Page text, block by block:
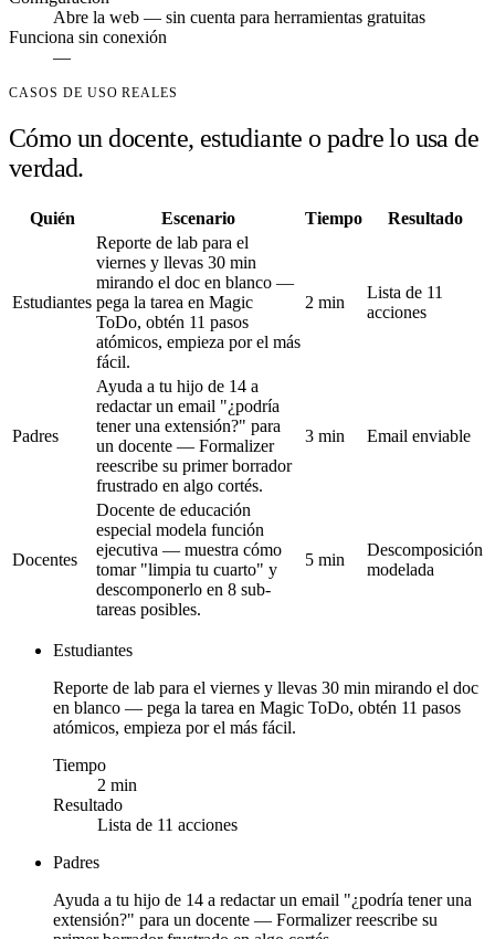
Abre la web — sin cuenta para herramientas gratuitas
Funciona sin conexión
—
CASOS DE USO REALES
Cómo un docente, estudiante o padre lo usa de
verdad.
Quién Escenario Tiempo Resultado
Estudiantes
Reporte de lab para el
viernes y llevas 30 min
mirando el doc en blanco —
pega la tarea en Magic
ToDo, obtén 11 pasos
atómicos, empieza por el más
fácil.
2 min
Lista de 11
acciones
Padres
Ayuda a tu hijo de 14 a
redactar un email "¿podría
tener una extensión?" para
un docente — Formalizer
reescribe su primer borrador
frustrado en algo cortés.
3 min Email enviable
Docentes
Docente de educación
especial modela función
ejecutiva — muestra cómo
tomar "limpia tu cuarto" y
descomponerlo en 8 sub-
tareas posibles.
5 min
Descomposición
modelada
Estudiantes
Reporte de lab para el viernes y llevas 30 min mirando el doc
en blanco — pega la tarea en Magic ToDo, obtén 11 pasos
atómicos, empieza por el más fácil.
Tiempo
2 min
Resultado
Lista de 11 acciones
Padres
Ayuda a tu hijo de 14 a redactar un email "¿podría tener una
extensión?" para un docente — Formalizer reescribe su